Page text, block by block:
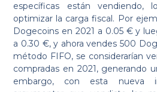
específicas están vendiendo,
optimizar la carga fiscal. Por
Dogecoins en 2021 a 0.05 € y
a 0.30 €, y ahora vendes 500
método FIFO, se considerarían
compradas en 2021, generando
embargo, con esta nueva